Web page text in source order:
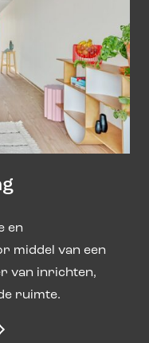
en
middel van een
van inrichten,
ruimte.